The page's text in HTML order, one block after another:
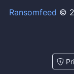
Ransomfeed ©